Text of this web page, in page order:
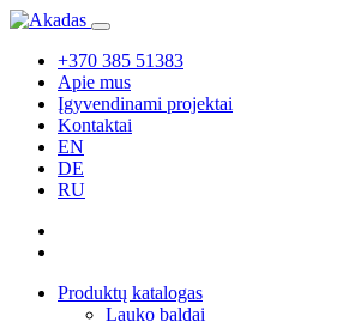
+370 385 51383
Apie mus
Įgyvendinami projektai
Kontaktai
EN
DE
RU
Produktų katalogas
Lauko baldai